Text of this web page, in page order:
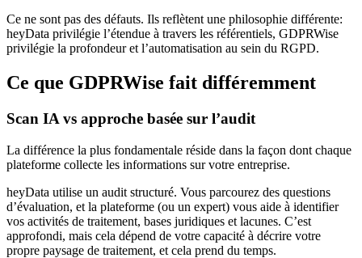
Ce ne sont pas des défauts. Ils reflètent une philosophie différente:
heyData privilégie l’étendue à travers les référentiels, GDPRWise
privilégie la profondeur et l’automatisation au sein du RGPD.
Ce que GDPRWise fait différemment
Scan IA vs approche basée sur l’audit
La différence la plus fondamentale réside dans la façon dont chaque
plateforme collecte les informations sur votre entreprise.
heyData utilise un audit structuré. Vous parcourez des questions
d’évaluation, et la plateforme (ou un expert) vous aide à identifier
vos activités de traitement, bases juridiques et lacunes. C’est
approfondi, mais cela dépend de votre capacité à décrire votre
propre paysage de traitement, et cela prend du temps.